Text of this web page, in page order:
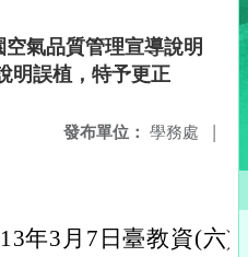
氣品質管理宣導說明
明誤植，特予更正
發布單位： 學務處 |
年3月7日臺教資(六)